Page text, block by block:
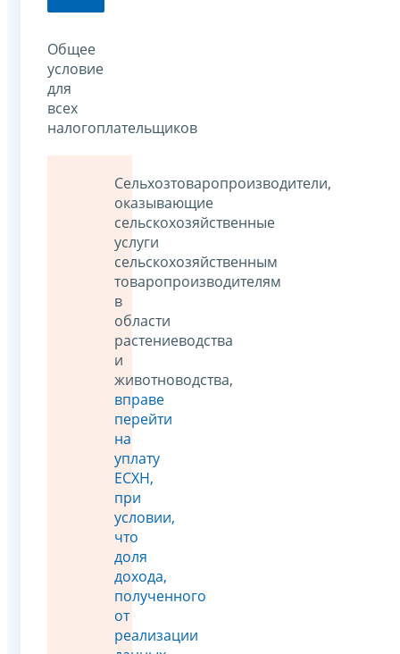
Общее
условие
для
всех
налогоплательщиков
Сельхозтоваропроизводители,
оказывающие
сельскохозяйственные
услуги
сельскохозяйственным
товаропроизводителям
в
области
растениеводства
и
животноводства,
вправе
перейти
на
уплату
ЕСХН,
при
условии,
что
доля
дохода,
полученного
от
реализации